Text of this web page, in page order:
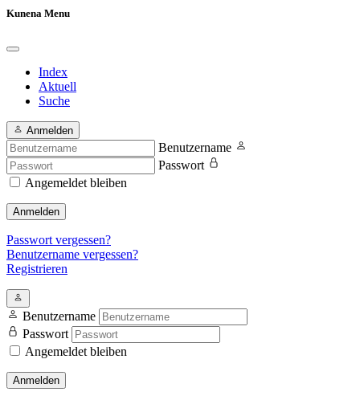
Kunena Menu
Index
Aktuell
Suche
Anmelden
Benutzername
Passwort
Angemeldet bleiben
Anmelden
Passwort vergessen?
Benutzername vergessen?
Registrieren
Benutzername
Passwort
Angemeldet bleiben
Anmelden